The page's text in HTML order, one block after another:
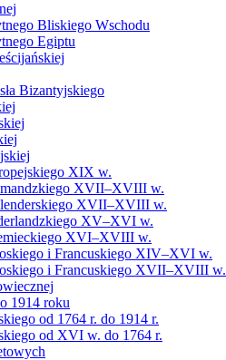
Bliskiego Wschodu
Egiptu
Bizantyjskiego
XIX w.
XVII–XVIII w.
XVII–XVIII w.
XV–XVI w.
XVI–XVIII w.
i Francuskiego XIV–XVI w.
i Francuskiego XVII–XVIII w.
1914 roku
od 1764 r. do 1914 r.
od XVI w. do 1764 r.